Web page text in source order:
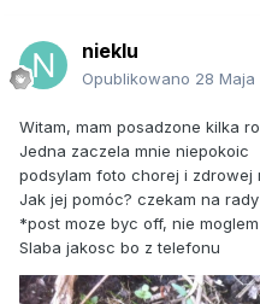
nieklu
Opublikowano 28 Maja
Witam, mam posadzone kilka
Jedna zaczela mnie niepokoic
podsylam foto chorej i zdrowej
Jak jej pomóc? czekam na rady
*post moze byc off, nie
Slaba jakosc bo z telefonu